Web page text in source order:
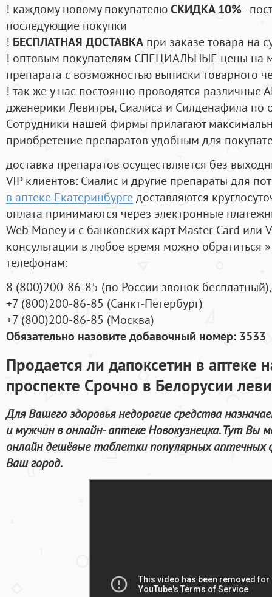
! каждому новому покупателюСКИДКА 10%-
последующие покупки
! БЕСПЛАТНАЯ ДОСТАВКА при заказе товара на
! оптовым покупателям СПЕЦИАЛЬНЫЕ цены на
препарата с возможностью выписки товарного
! так же у нас постоянно проводятся
дженерики Левитры, Сиалиса и Силденафила по
Cотрудники нашей фирмы прилагают
приобретение препаратов удобным для
доставка препаратов осуществляется без
VIP клиентов: Сиалис и другие препараты для
в аптеке Екатеринбургедоставляются
оплата принимаются через электронные
Web Money и с банковских карт Master Card или
консультации в любое время можно обратиться
телефонам:
8 (800)200-86-85 (по России звонок бесплатный),
+7 (800)200-86-85 (Санкт-Петербург)
+7 (800)200-86-85 (Москва)
Обязательно назовите добавочный номер: 3533
Продается ли дапоксетин в аптеке
проспекте Срочно в Белорусии
Для Вашего здоровья недорогие средства
и мужчин в онлайн- аптеке Новокузнецка. Тут Вы
онлайн дешёвые таблетки популярных аптечных
Ваш город.